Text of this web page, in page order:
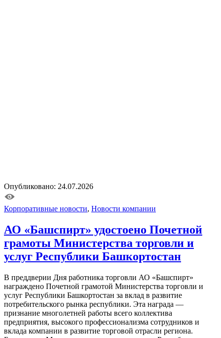
Опубликовано: 24.07.2026
Корпоративные новости, Новости компании
АО «Башспирт» удостоено Почетной
грамоты Министерства торговли и
услуг Республики Башкортостан
В преддверии Дня работника торговли АО «Башспирт»
награждено Почетной грамотой Министерства торговли и
услуг Республики Башкортостан за вклад в развитие
потребительского рынка республики. Эта награда —
признание многолетней работы всего коллектива
предприятия, высокого профессионализма сотрудников и
вклада компании в развитие торговой отрасли региона.